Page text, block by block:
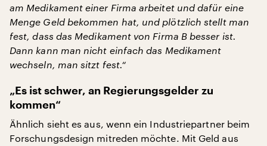
am Medikament einer Firma arbeitet und dafür eine
Menge Geld bekommen hat, und plötzlich stellt man
fest, dass das Medikament von Firma B besser ist.
Dann kann man nicht einfach das Medikament
wechseln, man sitzt fest.“
„Es ist schwer, an Regierungsgelder zu
kommen“
Ähnlich sieht es aus, wenn ein Industriepartner beim
Forschungsdesign mitreden möchte. Mit Geld aus